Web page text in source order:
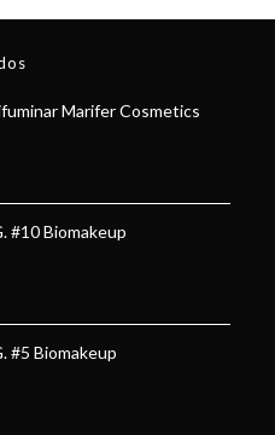
Marifer Cosmetics
#10 Biomakeup
#5 Biomakeup